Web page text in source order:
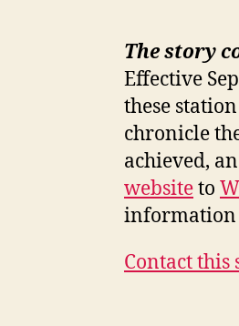
The story
Effective
these
chronicle
achieved,
websiteto
information
Contact this